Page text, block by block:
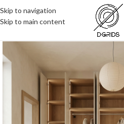
Skip to navigation
Skip to main content